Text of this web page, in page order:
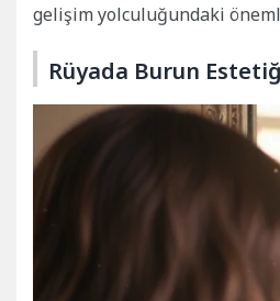
gelişim yolculuğundaki
Rüyada Burun